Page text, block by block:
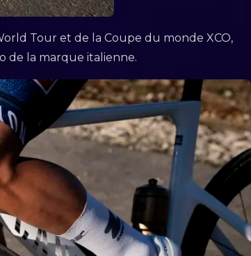
Tour et de la Coupe du monde XCO,
de la marque italienne.